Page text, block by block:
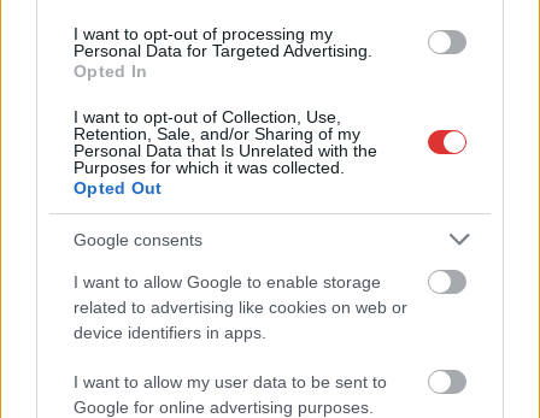
I want to opt-out of processing my
Personal Data for Targeted Advertising.
Opted In
I want to opt-out of Collection, Use,
Retention, Sale, and/or Sharing of my
Personal Data that Is Unrelated with the
Purposes for which it was collected.
Opted Out
Google consents
I want to allow Google to enable storage
related to advertising like cookies on web or
device identifiers in apps.
I want to allow my user data to be sent to
Google for online advertising purposes.
Magyarország jobban látszik közelről – heti médiaszemle a
Már magasabb szinten is nyomoznak Szijjártó
büntetőügyében, vesztegetés miatt 3 év letöltendőt kaphat és
ez csak az egyik botrány
Problémák egész Jász-Nagykun-Szolnok megyében: egyre
Szolnokon egy kulcsfontosságú körforgalmat részlegesen
lezárnak a napokban, a közlekedés az átlagost is meghaladó
Elromlott a biztosítóberendezés a ceglédi vasútvonalon,